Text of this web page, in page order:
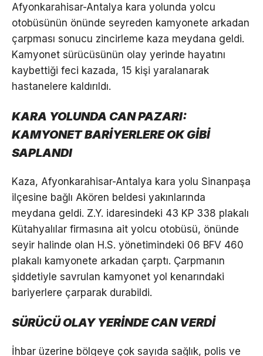
Afyonkarahisar-Antalya kara yolunda yolcu
otobüsünün önünde seyreden kamyonete arkadan
çarpması sonucu zincirleme kaza meydana geldi.
Kamyonet sürücüsünün olay yerinde hayatını
kaybettiği feci kazada, 15 kişi yaralanarak
hastanelere kaldırıldı.
KARA YOLUNDA CAN PAZARI:
KAMYONET BARİYERLERE OK GİBİ
SAPLANDI
Kaza, Afyonkarahisar-Antalya kara yolu Sinanpaşa
ilçesine bağlı Akören beldesi yakınlarında
meydana geldi. Z.Y. idaresindeki 43 KP 338 plakalı
Kütahyalılar firmasına ait yolcu otobüsü, önünde
seyir halinde olan H.S. yönetimindeki 06 BFV 460
plakalı kamyonete arkadan çarptı. Çarpmanın
şiddetiyle savrulan kamyonet yol kenarındaki
bariyerlere çarparak durabildi.
SÜRÜCÜ OLAY YERİNDE CAN VERDİ
İhbar üzerine bölgeye çok sayıda sağlık, polis ve